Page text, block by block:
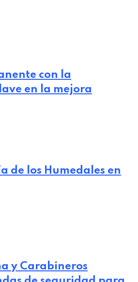
con la
en la mejora
de los Humedales en
y Carabineros